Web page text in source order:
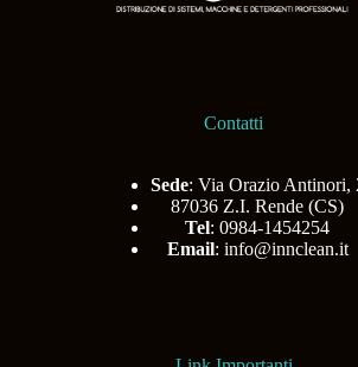
Contatti
Sede: Via Orazio Antinori,
87036 Z.I. Rende (CS)
Tel: 0984-1454254
Email: info@innclean.it